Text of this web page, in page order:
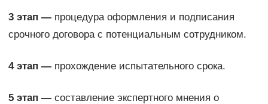
3 этап —процедура оформления и подписания
срочного договора с потенциальным сотрудником.
4 этап —прохождение испытательного срока.
5 этап —составление экспертного мнения о